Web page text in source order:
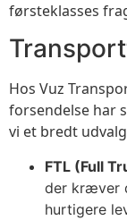
førsteklasses
Hos Vuz
forsendelse har
vi et bredt
FTL (Full
der kræver
hurtigere